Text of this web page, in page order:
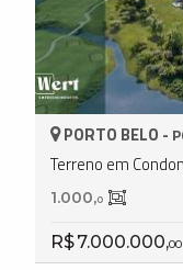
PORTO BELO -
Terreno em
1.000,0
R$ 7.000.000,00